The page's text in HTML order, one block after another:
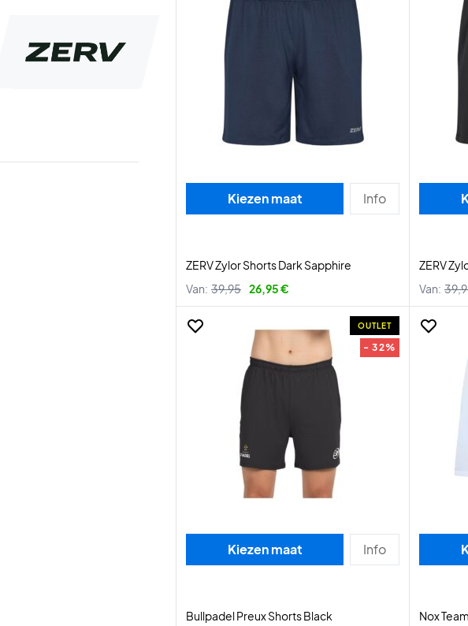
Kiezen maat Info
ZERV Zylor Shorts Dark Sapphire
Van: 39,95 26,95 €
ZERV
Van:
OUTLET
- 32%
Kiezen maat Info
Bullpadel Preux Shorts Black Nox